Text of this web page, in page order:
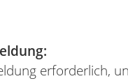
erforderlich,